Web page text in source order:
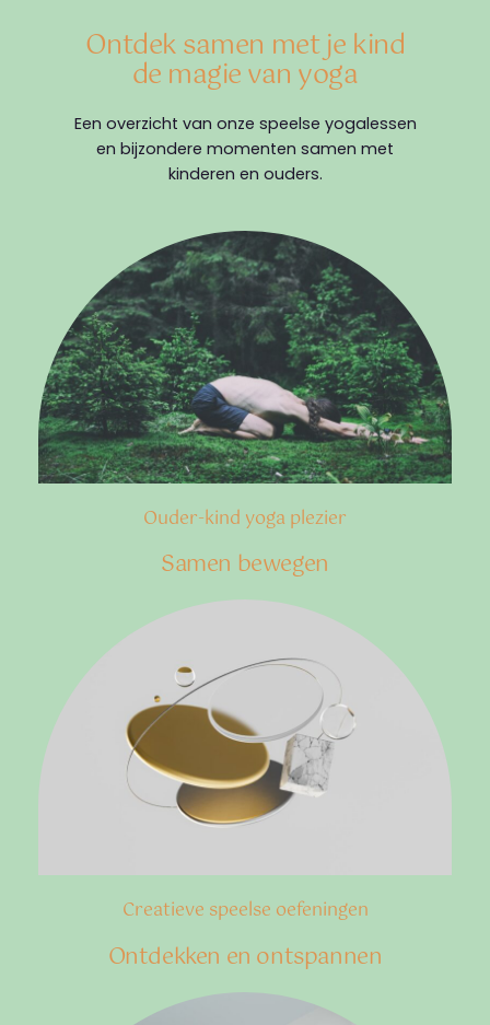
Ontdek samen met je kind
de magie van yoga
Een overzicht van onze speelse yogalessen
en bijzondere momenten samen met
kinderen en ouders.
Ouder-kind yoga plezier
Samen bewegen
Creatieve speelse oefeningen
Ontdekken en ontspannen